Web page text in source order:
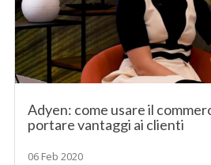
Adyen: come usare il
portare vantaggi ai clienti
06 Feb 2020